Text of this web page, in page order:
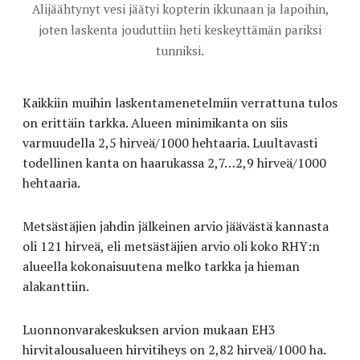
Alijäähtynyt vesi jäätyi kopterin ikkunaan ja lapoihin,
joten laskenta jouduttiin heti keskeyttämän pariksi
tunniksi.
Kaikkiin muihin laskentamenetelmiin verrattuna tulos
on erittäin tarkka. Alueen minimikanta on siis
varmuudella 2,5 hirveä/1000 hehtaaria. Luultavasti
todellinen kanta on haarukassa 2,7…2,9 hirveä/1000
hehtaaria.
Metsästäjien jahdin jälkeinen arvio jäävästä kannasta
oli 121 hirveä, eli metsästäjien arvio oli koko RHY:n
alueella kokonaisuutena melko tarkka ja hieman
alakanttiin.
Luonnonvarakeskuksen arvion mukaan EH3
hirvitalousalueen hirvitiheys on 2,82 hirveä/1000 ha.